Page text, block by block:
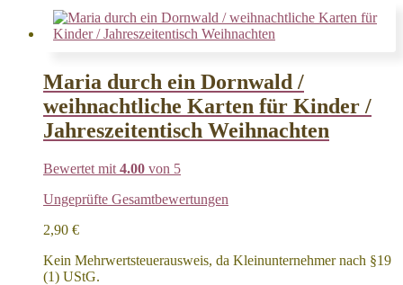
Maria durch ein Dornwald /
weihnachtliche Karten für Kinder /
Jahreszeitentisch Weihnachten
Bewertet mit 4.00 von 5
Ungeprüfte Gesamtbewertungen
2,90 €
Kein Mehrwertsteuerausweis, da Kleinunternehmer nach §19
(1) UStG.